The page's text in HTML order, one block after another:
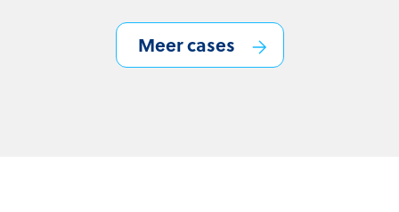
Klantcase interview Provincie
GroningenMeer cases